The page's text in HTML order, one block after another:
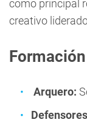
como principal
creativo
Arquero: